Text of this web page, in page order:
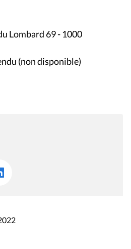
Lombard 69 - 1000
(non disponible)